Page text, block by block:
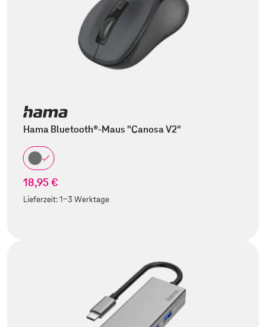
Hama Bluetooth®-Maus "Canosa V2"
18,95 €
Lieferzeit:1-3 Werktage